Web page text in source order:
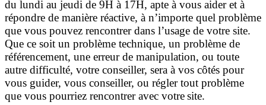
du lundi au jeudi de 9H à 17H, apte à vous aider et à
répondre de manière réactive, à n’importe quel problème
que vous pouvez rencontrer dans l’usage de votre site.
Que ce soit un problème technique, un problème de
référencement, une erreur de manipulation, ou toute
autre difficulté, votre conseiller, sera à vos côtés pour
vous guider, vous conseiller, ou régler tout problème
que vous pourriez rencontrer avec votresite.